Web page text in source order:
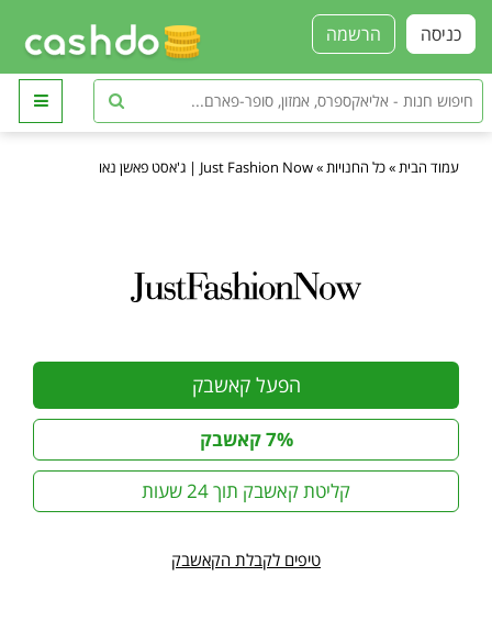
הרשמה כניסה
עמוד הבית »כל החנויות »Just Fashion Now | ג'אסט פאשן נאו
הפעל קאשבק
7% קאשבק
קליטת קאשבק תוך 24 שעות
טיפים לקבלת הקאשבק